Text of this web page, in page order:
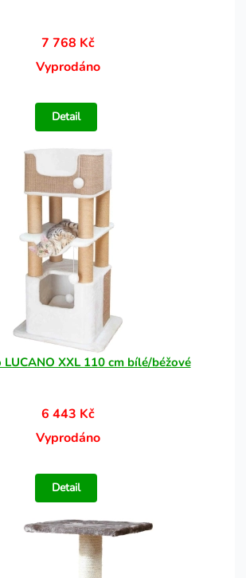
7 768 Kč
Vyprodáno
Detail
XXL 110 cm bílé/béžové
6 443 Kč
Vyprodáno
Detail